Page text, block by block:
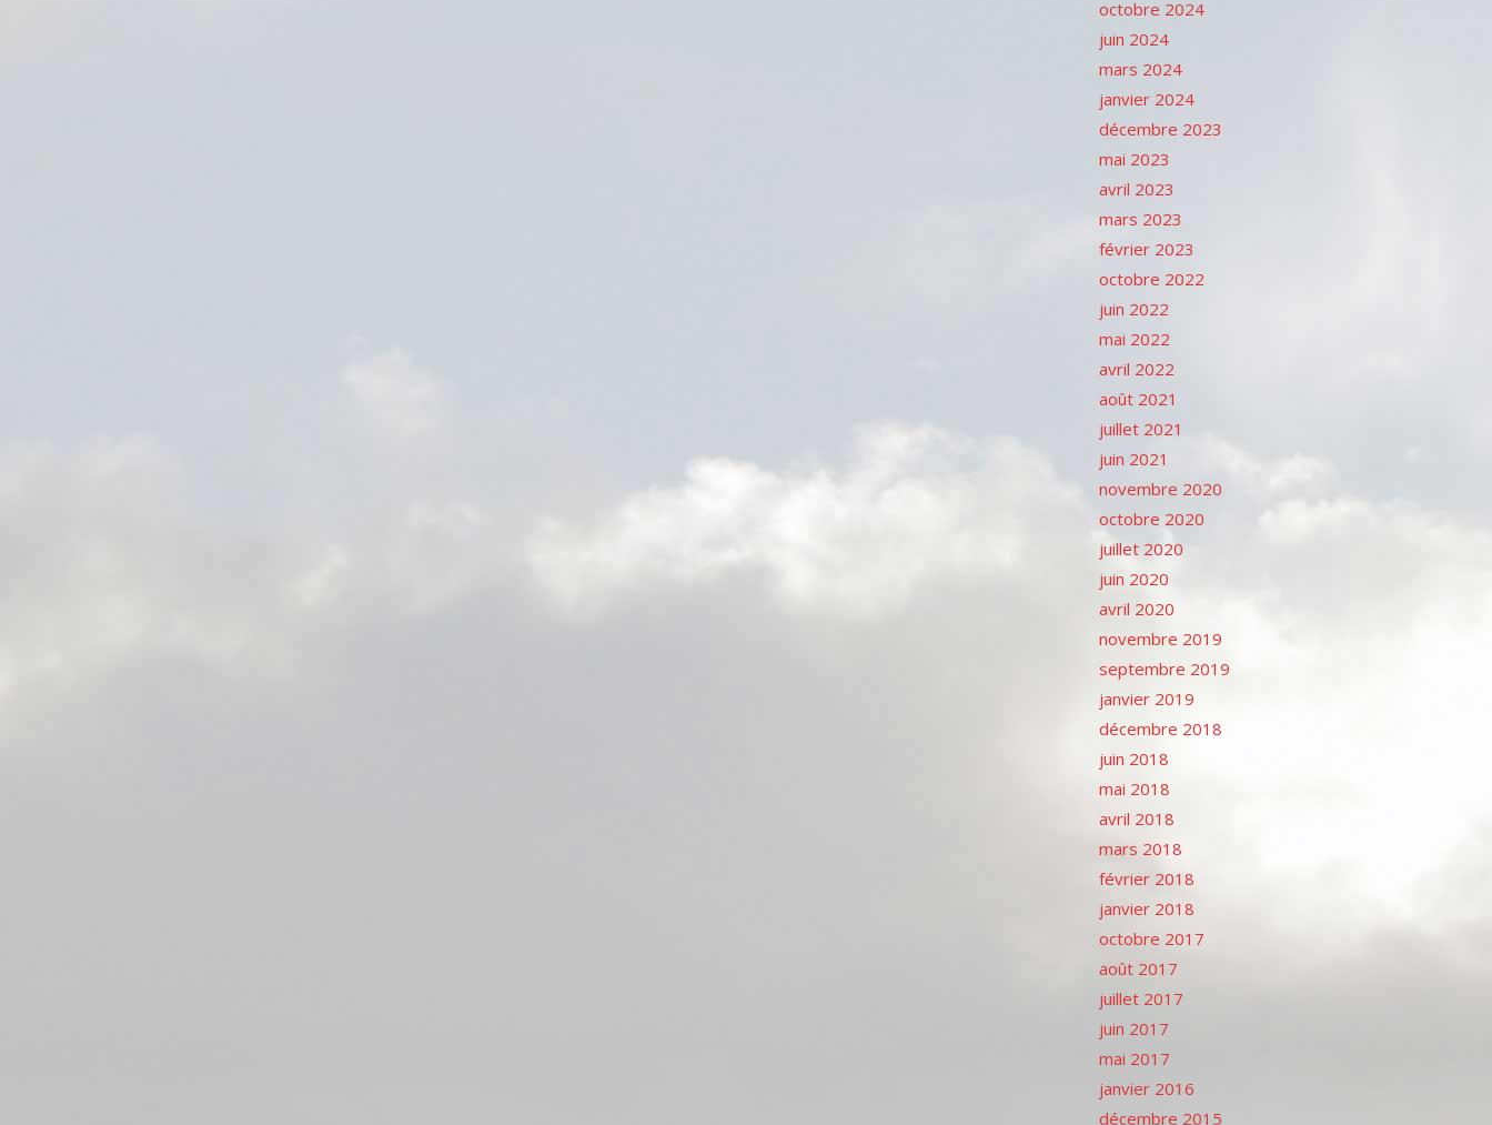
octobre 2024
juin 2024
mars 2024
janvier 2024
décembre 2023
mai 2023
avril 2023
mars 2023
février 2023
octobre 2022
juin 2022
mai 2022
avril 2022
août 2021
juillet 2021
juin 2021
novembre 2020
octobre 2020
juillet 2020
juin 2020
avril 2020
novembre 2019
septembre 2019
janvier 2019
décembre 2018
juin 2018
mai 2018
avril 2018
mars 2018
février 2018
janvier 2018
octobre 2017
août 2017
juillet 2017
juin 2017
mai 2017
janvier 2016
décembre 2015